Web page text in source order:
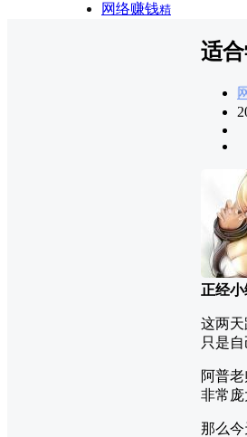
网络赚钱精
适
正经
这两
只是
阿普
非常庞
那么今